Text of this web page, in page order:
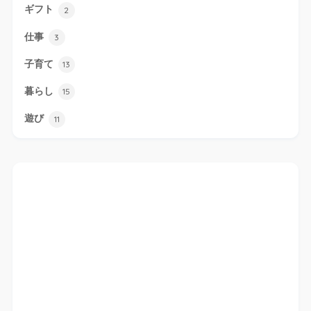
ギフト 2
仕事 3
子育て 13
暮らし 15
遊び 11